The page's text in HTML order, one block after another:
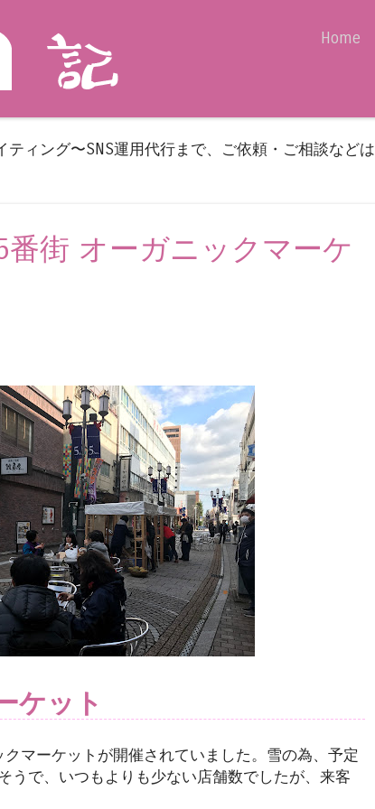
Home
ィング〜SNS運用代行まで、ご依頼・ご相談などは
番街 オーガニックマーケ
ケット
マーケットが開催されていました。雪の為、予定
うで、いつもよりも少ない店舗数でしたが、来客